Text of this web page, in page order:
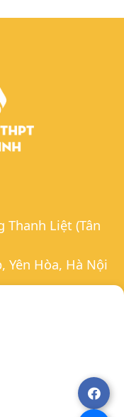
Thanh Liệt (Tân
Yên Hòa, Hà Nội